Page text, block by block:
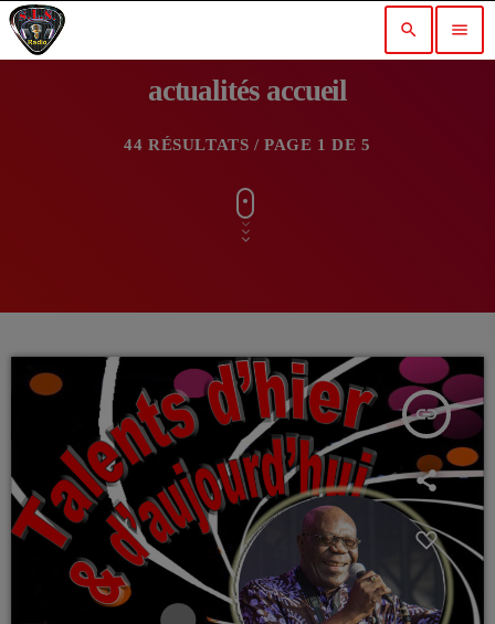
search menu
actualités accueil
44 RÉSULTATS / PAGE 1 DE 5
insert_link